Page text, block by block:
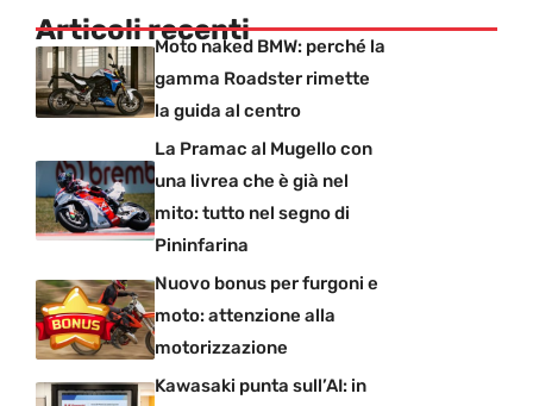
Articoli recentiMoto naked BMW: perché la
gamma Roadster rimette
la guida al centro
La Pramac al Mugello con
una livrea che è già nel
mito: tutto nel segno di
Pininfarina
Nuovo bonus per furgoni e
moto: attenzione alla
motorizzazione
Kawasaki punta sull’AI: in